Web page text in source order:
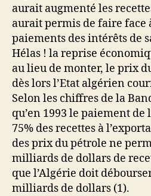
aurait augmenté les
aurait permis de faire face
paiements des intérêts de
Hélas ! la reprise
au lieu de monter, le prix
dès lors l’Etat algérien
Selon les chiffres de la
qu’en 1993 le paiement de
75% des recettes à
des prix du pétrole ne
milliards de dollars de
que l’Algérie doit
milliards de dollars (1).